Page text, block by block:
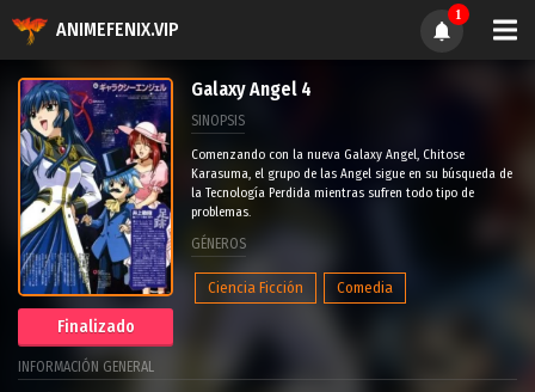
ANIMEFENIX.VIP
1
Finalizado
Galaxy Angel 4
SINOPSIS
Comenzando con la nueva Galaxy Angel, Chitose
Karasuma, el grupo de las Angel sigue en su búsqueda de
la Tecnología Perdida mientras sufren todo tipo de
problemas.
GÉNEROS
Ciencia Ficción Comedia
INFORMACIÓN GENERAL